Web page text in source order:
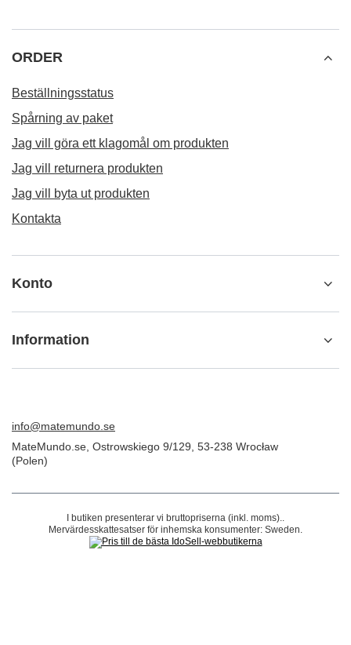
FYND
Analog termometer
66,00 Sk
Ordinarie pris:94,00 Sk -30%
ORDER
Spårning av paket
Jag vill göra ett klagomål om produkten
Kontakta